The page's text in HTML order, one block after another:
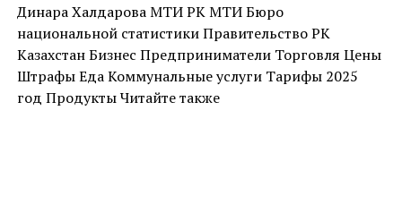
Динара Халдарова МТИ РК МТИ Бюро
национальной статистики Правительство РК
Казахстан Бизнес Предприниматели Торговля Цены
Штрафы Еда Коммунальные услуги Тарифы 2025
год Продукты Читайте также